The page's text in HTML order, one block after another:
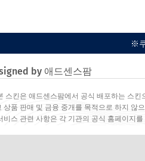
※
by 애드센스팜
스킨은 애드센스팜에서 공식 배포하는 스킨
상품 판매 및 금융 중개를 목적으로 하지 않
비스 관련 사항은 각 기관의 공식 홈페이지